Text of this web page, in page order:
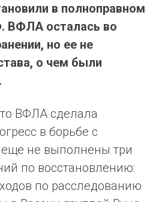
в полноправном
ВФЛА осталась во
но ее не
о чем были
ВФЛА сделала
в борьбе с
не выполнены три
по восстановлению:
по расследованию